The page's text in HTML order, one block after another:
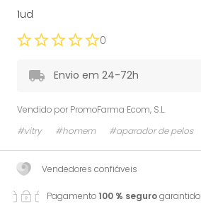
1ud
0
Envio em 24-72h
Vendido por PromoFarma Ecom, S.L.
#vitry
#homem #aparador de pelos
Vendedores confiáveis
Pagamento100 % segurogarantido